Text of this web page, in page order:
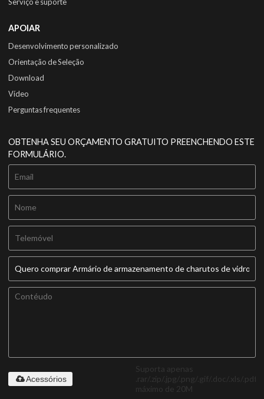
APOIAR
Desenvolvimento personalizado
Orientação de Seleção
Download
Vídeo
Perguntas frequentes
OBTENHA SEU ORÇAMENTO GRATUITO PREENCHENDO ESTE
FORMULÁRIO.
Suporta apenas
.rar/.zip/.jpg/.png/.gif/.doc/.xls/.pdf,
máximo de 20M
Acessórios